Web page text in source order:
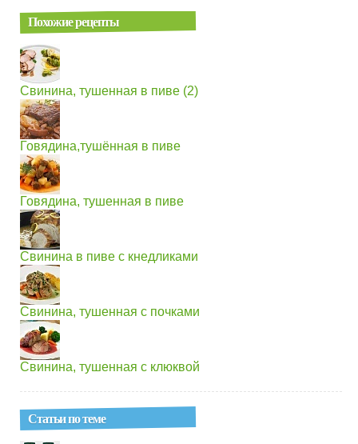
Похожие рецепты
Свинина, тушенная в пиве (2)
Говядина,тушённая в пиве
Говядина, тушенная в пиве
Свинина в пиве с кнедликами
Свинина, тушенная с почками
Свинина, тушенная с клюквой
Статьи по теме